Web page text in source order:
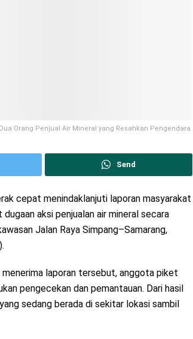
Dua Orang Penjual Air Mineral yang Resahkan Pengendara.
Send
cepat menindaklanjuti laporan masyarakat
aksi penjualan air mineral secara
Jalan Raya Simpang–Samarang,
laporan tersebut, anggota piket
pengecekan dan pemantauan. Dari hasil
sedang berada di sekitar lokasi sambil